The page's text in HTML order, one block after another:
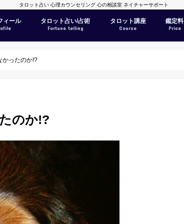
タロット占い 心理カウンセリング 心の相談室 ネイチャーサポート
ィール タロット占い/占術
Fortune telling
タロット講座
Course
鑑定料
Price
かったのか!?
のか!?